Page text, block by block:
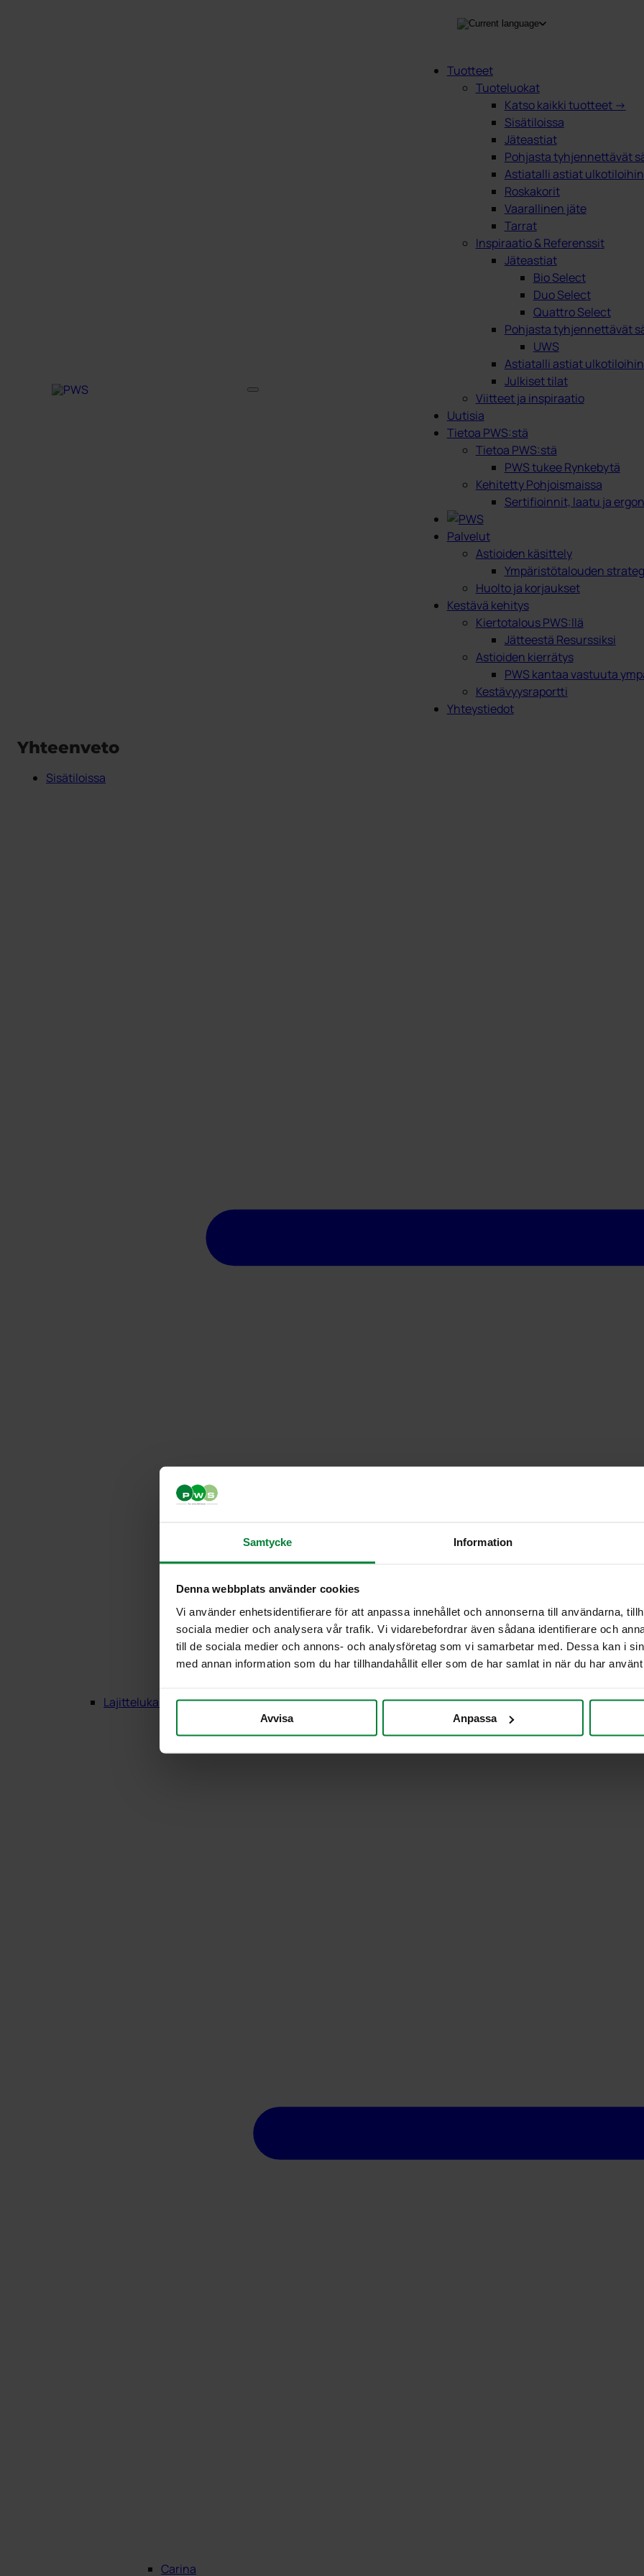
Samtycke Information
Denna webbplats använder cookies
Vi använder enhetsidentifierare för att anpassa innehållet och annonserna till användarna,
sociala medier och analysera vår trafik. Vi vidarebefordrar även sådana identifierare och
till de sociala medier och annons- och analysföretag som vi samarbetar med. Dessa kan i
med annan information som du har tillhandahållit eller som de har samlat in när du har
Avvisa Anpassa
Tuotteet
Tuoteluokat
Katso kaikki tuotteet →
Sisätiloissa
Jäteastiat
Pohjasta tyhjennettävät
Astiatalli astiat ulkotiloihin
Roskakorit
Vaarallinen jäte
Tarrat
Inspiraatio & Referenssit
Jäteastiat
Bio Select
Duo Select
Quattro Select
Pohjasta tyhjennettävät
UWS
Astiatalli astiat ulkotiloihin
Julkiset tilat
Viitteet ja inspiraatio
Uutisia
Tietoa PWS:stä
Tietoa PWS:stä
PWS tukee Rynkebytä
Kehitetty Pohjoismaissa
Sertifioinnit, laatu ja
Palvelut
Astioiden käsittely
Ympäristötalouden
Huolto ja korjaukset
Kestävä kehitys
Kiertotalous PWS:llä
Jätteestä Resurssiksi
Astioiden kierrätys
PWS kantaa vastuuta
Kestävyysraportti
Yhteystiedot
Yhteenveto
Sisätiloissa
Lajittelukalusteet Puu
Carina